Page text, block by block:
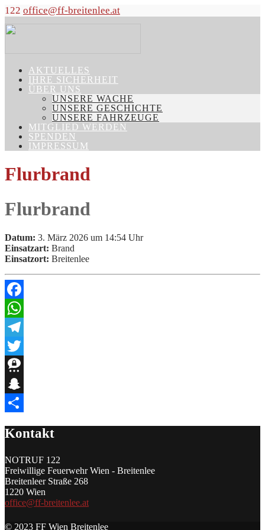
122 office@ff-breitenlee.at
AKTUELLES
IHRE SICHERHEIT
ÜBER UNS
UNSERE WACHE
UNSERE GESCHICHTE
UNSERE FAHRZEUGE
MITGLIED WERDEN
SPENDEN
IMPRESSUM
Flurbrand
Flurbrand
Datum: 3. März 2026 um 14:54 Uhr
Einsatzart: Brand
Einsatzort: Breitenlee
Facebook
WhatsApp
Telegram
Twitter
Threema
Snapchat
Kontakt
NOTRUF 122
Freiwillige Feuerwehr Wien - Breitenlee
Breitenleer Straße 268
1220 Wien
office@ff-breitenlee.at
© 2023 FF Wien Breitenlee